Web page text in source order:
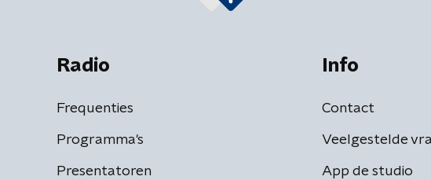
Radio
Frequenties
Programma's
Presentatoren
Info
Contact
Veelgestelde
App de studio